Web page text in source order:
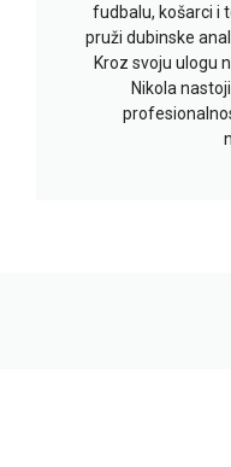
fudbalu, košarci i
pruži dubinske
Kroz svoju ulogu
Nikola